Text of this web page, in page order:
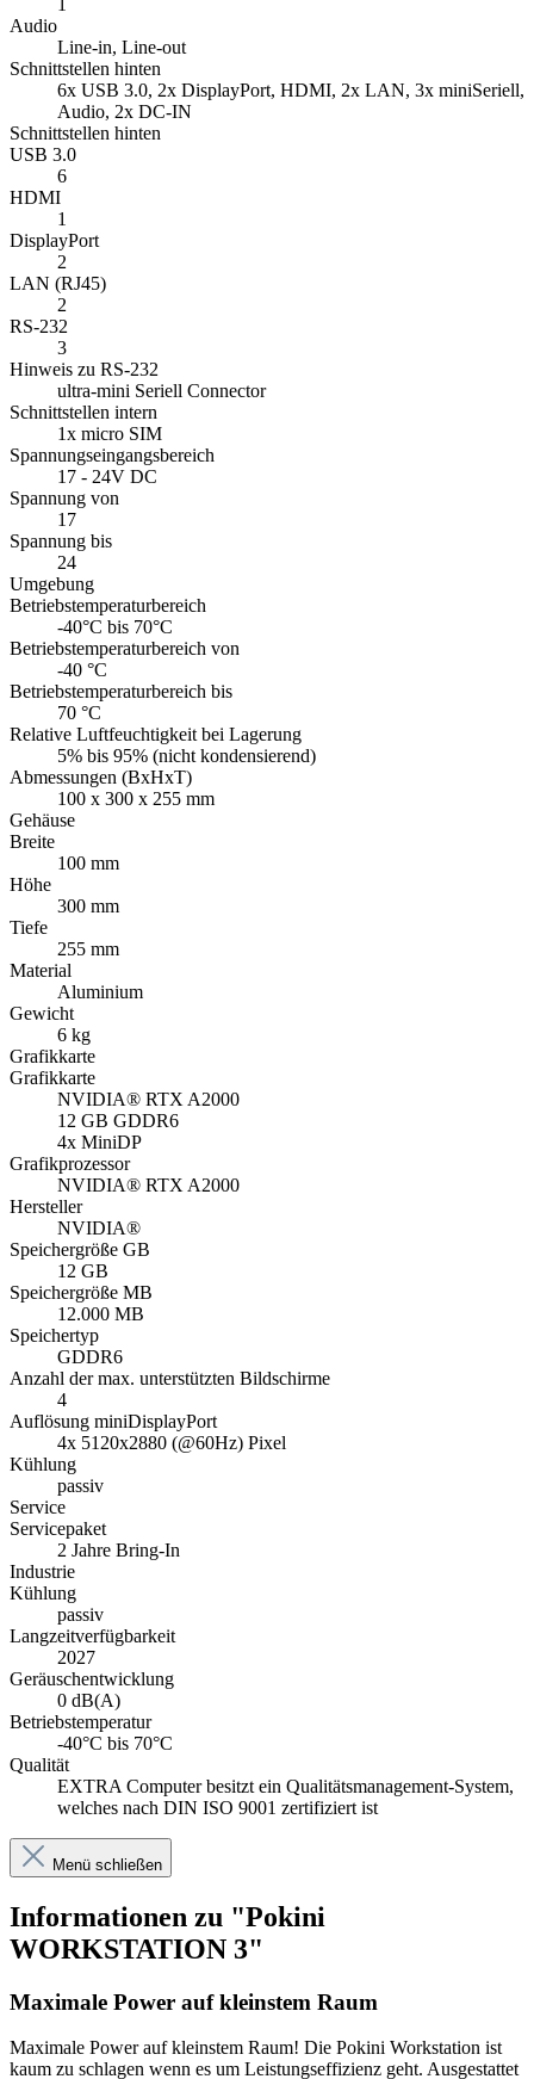
1
Audio
Line-in, Line-out
Schnittstellen hinten
6x USB 3.0, 2x DisplayPort, HDMI, 2x LAN, 3x miniSeriell,
Audio, 2x DC-IN
Schnittstellen hinten
USB 3.0
6
HDMI
1
DisplayPort
2
LAN (RJ45)
2
RS-232
3
Hinweis zu RS-232
ultra-mini Seriell Connector
Schnittstellen intern
1x micro SIM
Spannungseingangsbereich
17 - 24V DC
Spannung von
17
Spannung bis
24
Umgebung
Betriebstemperaturbereich
-40°C bis 70°C
Betriebstemperaturbereich von
-40 °C
Betriebstemperaturbereich bis
70 °C
Relative Luftfeuchtigkeit bei Lagerung
5% bis 95% (nicht kondensierend)
Abmessungen (BxHxT)
100 x 300 x 255 mm
Gehäuse
Breite
100 mm
Höhe
300 mm
Tiefe
255 mm
Material
Aluminium
Gewicht
6 kg
Grafikkarte
Grafikkarte
NVIDIA® RTX A2000
12 GB GDDR6
4x MiniDP
Grafikprozessor
NVIDIA® RTX A2000
Hersteller
NVIDIA®
Speichergröße GB
12 GB
Speichergröße MB
12.000 MB
Speichertyp
GDDR6
Anzahl der max. unterstützten Bildschirme
4
Auflösung miniDisplayPort
4x 5120x2880 (@60Hz) Pixel
Kühlung
passiv
Service
Servicepaket
2 Jahre Bring-In
Industrie
Kühlung
passiv
Langzeitverfügbarkeit
2027
Geräuschentwicklung
0 dB(A)
Betriebstemperatur
-40°C bis 70°C
Qualität
EXTRA Computer besitzt ein Qualitätsmanagement-System,
welches nach DIN ISO 9001 zertifiziert ist
Menü schließen
Informationen zu "Pokini
WORKSTATION 3"
Maximale Power auf kleinstem Raum
Maximale Power auf kleinstem Raum! Die Pokini Workstation ist
kaum zu schlagen wenn es um Leistungseffizienz geht. Ausgestattet